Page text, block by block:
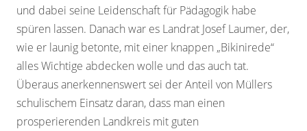
und dabei seine Leidenschaft für Pädagogik habe
spüren lassen. Danach war es Landrat Josef Laumer, der,
wie er launig betonte, mit einer knappen „Bikinirede“
alles Wichtige abdecken wolle und das auch tat.
Überaus anerkennenswert sei der Anteil von Müllers
schulischem Einsatz daran, dass man einen
prosperierenden Landkreis mit guten